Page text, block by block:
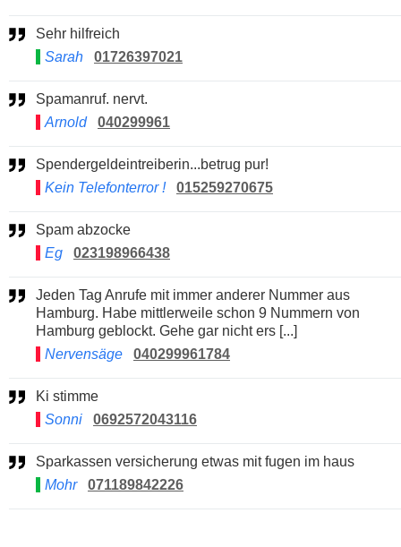
Sehr hilfreich
Sarah
01726397021
Spamanruf. nervt.
Arnold
040299961
Spendergeldeintreiberin...betrug pur!
Kein Telefonterror !
015259270675
Spam abzocke
Eg
023198966438
Jeden Tag Anrufe mit immer anderer Nummer aus
Hamburg. Habe mittlerweile schon 9 Nummern von
Hamburg geblockt. Gehe gar nicht ers [...]
Nervensäge
040299961784
Ki stimme
Sonni
0692572043116
Sparkassen versicherung etwas mit fugen im haus
Mohr
071189842226